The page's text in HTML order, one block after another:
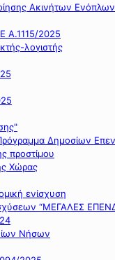
Ακινήτων Ενόπλων
Α.1115/2025
λογιστής
Δημοσίων
προστίμου
Χώρας
ενίσχυση
“ΜΕΓΑΛΕΣ
Νήσων